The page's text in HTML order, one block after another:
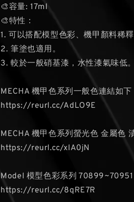
🎨容量: 17ml
🎨特性：
1. 可以搭配模型色彩、機甲顏料稀釋
2. 筆塗也適用。
3. 較於一般硝基漆，水性漆氣味低。
MECHA 機甲色系列一般色連結如下
https://reurl.cc/AdLO9E
MECHA 機甲色系列螢光色 金屬色
https://reurl.cc/xlA0jN
Model 模型色彩系列 70899~70951
https://reurl.cc/8qRE7R